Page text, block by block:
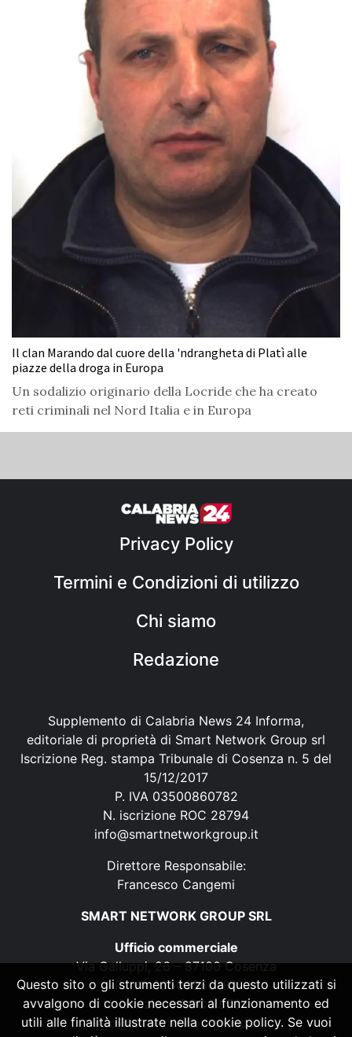
Il clan Marando dal cuore della 'ndrangheta di Platì alle
piazze della droga in Europa
Un sodalizio originario della Locride che ha creato
reti criminali nel Nord Italia e in Europa
Privacy Policy
Termini e Condizioni di utilizzo
Chi siamo
Redazione
Supplemento di Calabria News 24 Informa,
editoriale di proprietà di Smart Network Group srl
Iscrizione Reg. stampa Tribunale di Cosenza n. 5 del
15/12/2017
P. IVA 03500860782
N. iscrizione ROC 28794
info@smartnetworkgroup.it
Direttore Responsabile:
Francesco Cangemi
SMART NETWORK GROUP SRL
Ufficio commerciale
Via Galluppi, 26 – 87100 Cosenza
P. IVA 03500860782
N. iscrizione ROC 28794
info@smartnetworkgroup.it
Questo sito o gli strumenti terzi da questo utilizzati si
avvalgono di cookie necessari al funzionamento ed
utili alle finalità illustrate nella cookie policy. Se vuoi